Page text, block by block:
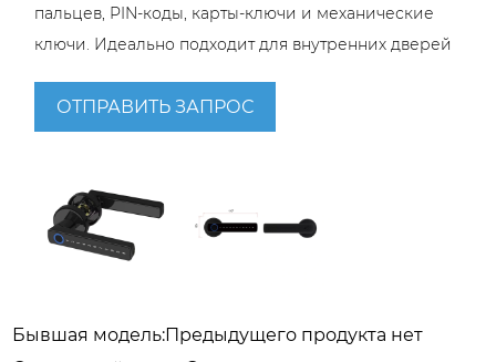
пальцев, PIN-коды, карты-ключи и механические
ключи. Идеально подходит для внутренних дверей
батареек типа ААА, что делает его надежным и
энергоэффективным, что делает его современным
ОТПРАВИТЬ ЗАПРОС
Бывшая модель:Предыдущего продукта нет